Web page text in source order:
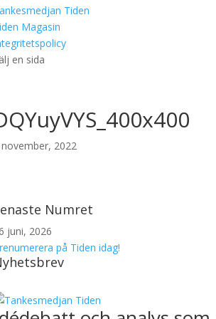
Tiden
Magasin
en sida
november, 2022
Numret
juni, 2026
på Tiden idag!